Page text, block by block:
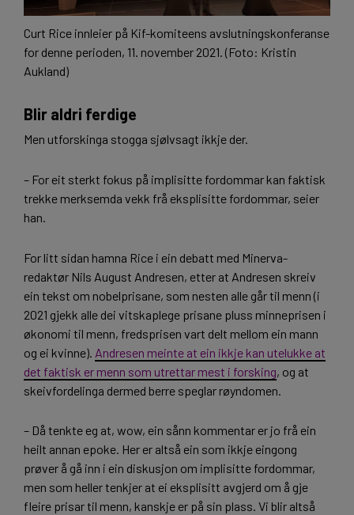
Curt Rice innleier på Kif-komiteens avslutningskonferanse
for denne perioden, 11. november 2021. (Foto: Kristin
Aukland)
Blir aldri ferdige
Men utforskinga stogga sjølvsagt ikkje der.
– For eit sterkt fokus på implisitte fordommar kan faktisk
trekke merksemda vekk frå eksplisitte fordommar, seier
han.
For litt sidan hamna Rice i ein debatt med Minerva-
redaktør Nils August Andresen, etter at Andresen skreiv
ein tekst om nobelprisane, som nesten alle går til menn (i
2021 gjekk alle dei vitskaplege prisane pluss minneprisen i
økonomi til menn, fredsprisen vart delt mellom ein mann
og ei kvinne). Andresen meinte at ein ikkje kan utelukke at
det faktisk er menn som utrettar mest i forsking, og at
skeivfordelinga dermed berre speglar røyndomen.
– Då tenkte eg at, wow, ein sånn kommentar er jo frå ein
heilt annan epoke. Her er altså ein som ikkje eingong
prøver å gå inn i ein diskusjon om implisitte fordommar,
men som heller tenkjer at ei eksplisitt avgjerd om å gje
fleire prisar til menn, kanskje er på sin plass. Vi blir altså